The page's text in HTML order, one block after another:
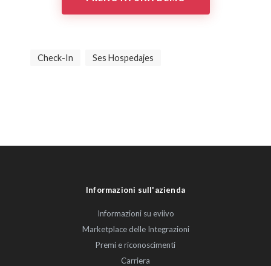
Check-In Ses Hospedajes
Informazioni sull'azienda
Informazioni su eviivo
Marketplace delle Integrazioni
Premi e riconoscimenti
Carriera